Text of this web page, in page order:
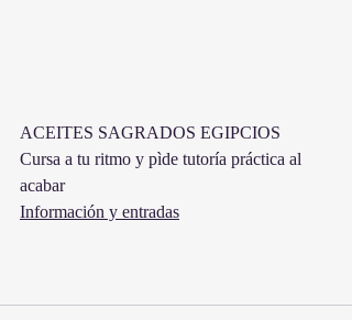
ACEITES SAGRADOS EGIPCIOS
Cursa a tu ritmo y pìde tutoría práctica al
acabar
Información y entradas